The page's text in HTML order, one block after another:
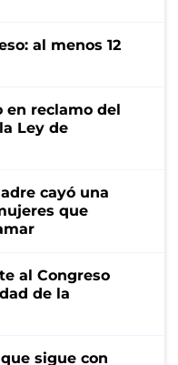
al menos 12
en reclamo del
Ley de
cayó una
que
al Congreso
de la
sigue con